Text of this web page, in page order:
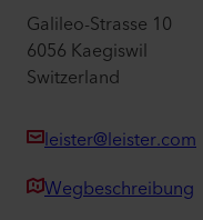
Galileo-Strasse 10
6056 Kaegiswil
Switzerland
leister@leister.com
Wegbeschreibung